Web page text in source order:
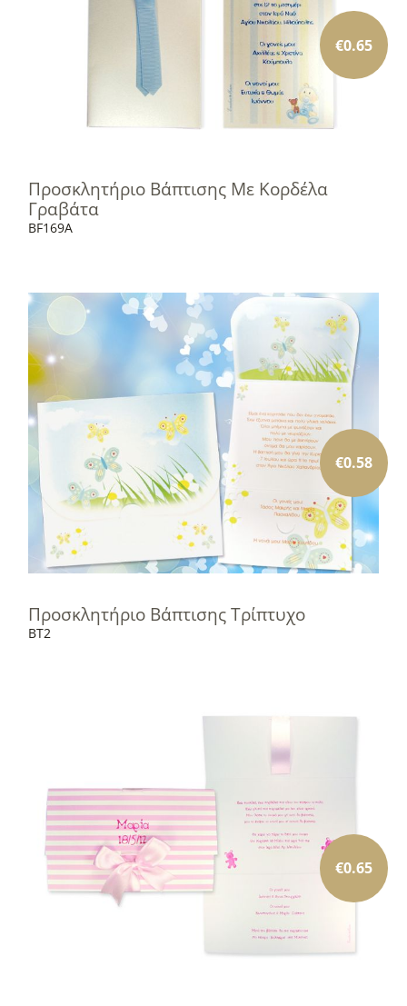
Προσκλητήριο Βάπτισης Με Κορδέλα
Γραβάτα
BF169A
€0.65
Προσκλητήριο Βάπτισης Τρίπτυχο
BT2
€0.58
€0.65